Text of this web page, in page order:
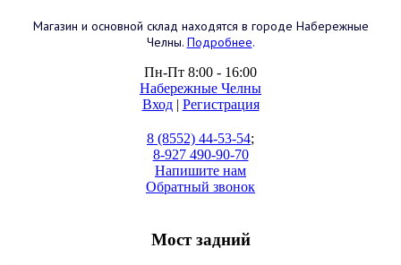
Магазин и основной склад находятся в городе Набережные
Челны. Подробнее.
Пн-Пт 8:00 - 16:00
Набережные Челны
Вход| Регистрация
8 (8552) 44-53-54;
8-927 490-90-70
Напишите нам
Обратный звонок
Мост задний